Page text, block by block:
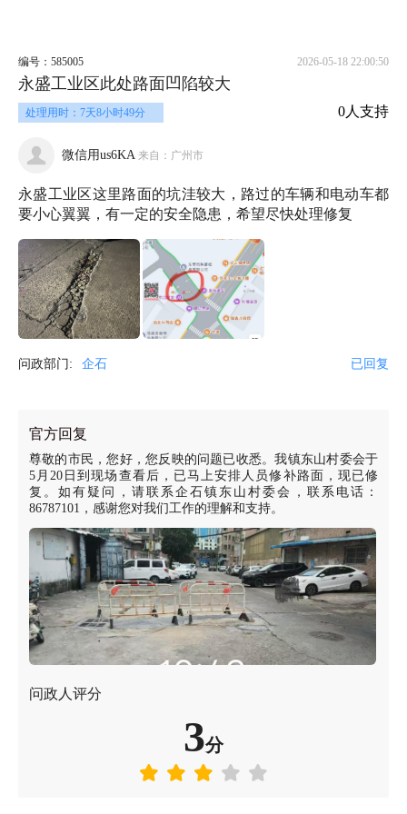
编号：585005 2026-05-18 22:00:50
永盛工业区此处路面凹陷较大
处理用时：7天8小时49分 0人支持
微信用us6KA 来自：广州市
永盛工业区这里路面的坑洼较大，路过的车辆和电动车都
要小心翼翼，有一定的安全隐患，希望尽快处理修复
问政部门: 企石 已回复
官方回复
尊敬的市民，您好，您反映的问题已收悉。我镇东山村委会于
5月20日到现场查看后，已马上安排人员修补路面，现已修
复。如有疑问，请联系企石镇东山村委会，联系电话：
86787101，感谢您对我们工作的理解和支持。
问政人评分
3分